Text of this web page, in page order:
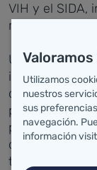
VIH y el SIDA,
mantiene con
Un proyecto
involucrado
proyecto
pone el
del VIH
través de este
Utilizamos
nuestros
sus
navegación.
información